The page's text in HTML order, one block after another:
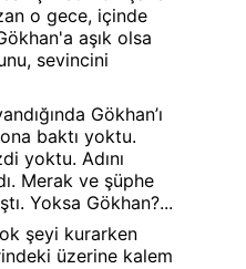
o gece, içinde
aşık olsa
sevincini
Gökhan’ı
baktı yoktu.
yoktu. Adını
Merak ve şüphe
Yoksa Gökhan?...
şeyi kurarken
üzerine kalem